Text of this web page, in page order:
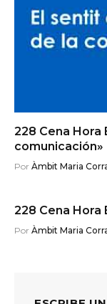
228 Cena Hora
comunicación»
Por Àmbit Maria
228 Cena Hora
Por Àmbit Maria